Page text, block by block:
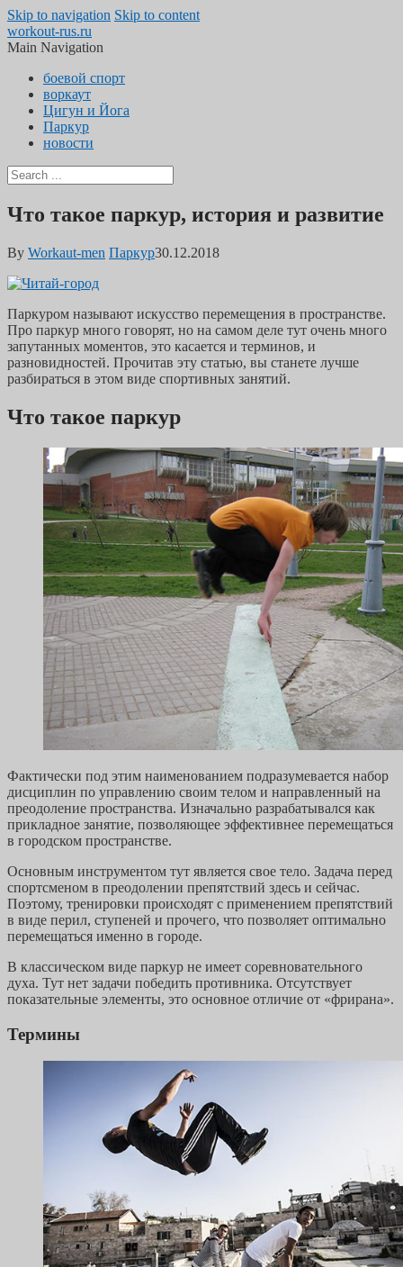
Skip to navigation Skip to content
workout-rus.ru
Main Navigation
боевой спорт
воркаут
Цигун и Йога
Паркур
новости
Что такое паркур, история и развитие
By Workaut-men Паркур30.12.2018
Паркуром называют искусство перемещения в пространстве.
Про паркур много говорят, но на самом деле тут очень много
запутанных моментов, это касается и терминов, и
разновидностей. Прочитав эту статью, вы станете лучше
разбираться в этом виде спортивных занятий.
Что такое паркур
Фактически под этим наименованием подразумевается набор
дисциплин по управлению своим телом и направленный на
преодоление пространства. Изначально разрабатывался как
прикладное занятие, позволяющее эффективнее перемещаться
в городском пространстве.
Основным инструментом тут является свое тело. Задача перед
спортсменом в преодолении препятствий здесь и сейчас.
Поэтому, тренировки происходят с применением препятствий
в виде перил, ступеней и прочего, что позволяет оптимально
перемещаться именно в городе.
В классическом виде паркур не имеет соревновательного
духа. Тут нет задачи победить противника. Отсутствует
показательные элементы, это основное отличие от «фрирана».
Термины